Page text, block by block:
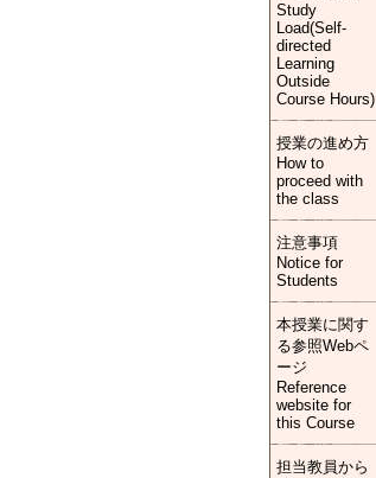
Study
Load(Self-
directed
Learning
Outside
Course Hours)
授業の進め方
How to
proceed with
the class
注意事項
Notice for
Students
本授業に関す
る参照Webペ
ージ
Reference
website for
this Course
担当教員から